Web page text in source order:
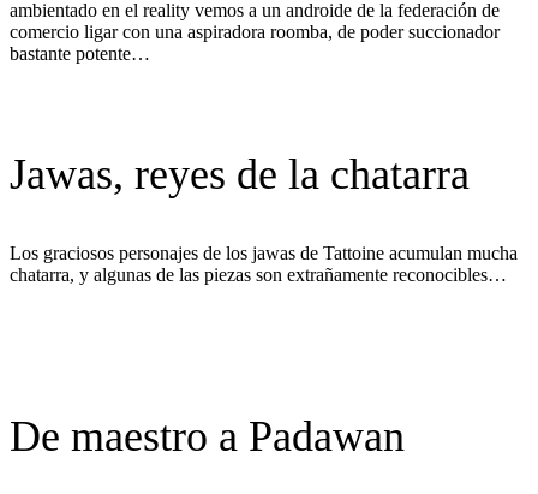
ambientado en el reality vemos a un androide de la federación de
comercio ligar con una aspiradora roomba, de poder succionador
bastante potente…
Jawas, reyes de la chatarra
Los graciosos personajes de los jawas de Tattoine acumulan mucha
chatarra, y algunas de las piezas son extrañamente reconocibles…
De maestro a Padawan